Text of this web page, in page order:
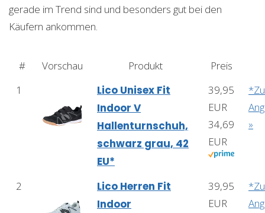
gerade im Trend sind und besonders gut bei den
Käufern ankommen.
# Vorschau Produkt
Preis
1
Lico Unisex Fit
Indoor V
Hallenturnschuh,
schwarz grau, 42
EU*
39,95
EUR
34,69
EUR
»
2
Lico Herren Fit
Indoor
39,95
EUR